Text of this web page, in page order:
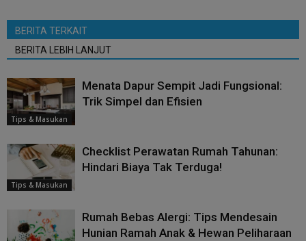
BERITA TERKAIT
BERITA LEBIH LANJUT
Tips & Masukan
Menata Dapur Sempit Jadi Fungsional:
Trik Simpel dan Efisien
Tips & Masukan
Checklist Perawatan Rumah Tahunan:
Hindari Biaya Tak Terduga!
Rumah Bebas Alergi: Tips Mendesain
Hunian Ramah Anak & Hewan Peliharaan